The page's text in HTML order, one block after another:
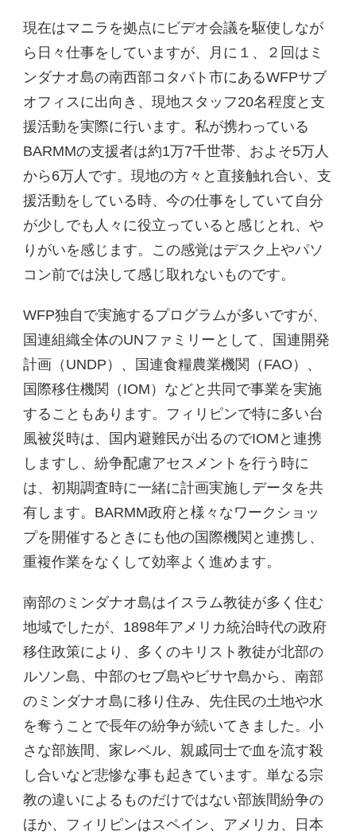
現在はマニラを拠点にビデオ会議を駆使しなが
ら日々仕事をしていますが、月に１、２回はミ
ンダナオ島の南西部コタバト市にあるWFPサブ
オフィスに出向き、現地スタッフ20名程度と支
援活動を実際に行います。私が携わっている
BARMMの支援者は約1万7千世帯、およそ5万人
から6万人です。現地の方々と直接触れ合い、支
援活動をしている時、今の仕事をしていて自分
が少しでも人々に役立っていると感じとれ、や
りがいを感じます。この感覚はデスク上やパソ
コン前では決して感じ取れないものです。
WFP独自で実施するプログラムが多いですが、
国連組織全体のUNファミリーとして、国連開発
計画（UNDP）、国連食糧農業機関（FAO）、
国際移住機関（IOM）などと共同で事業を実施
することもあります。フィリピンで特に多い台
風被災時は、国内避難民が出るのでIOMと連携
しますし、紛争配慮アセスメントを行う時に
は、初期調査時に一緒に計画実施しデータを共
有します。BARMM政府と様々なワークショッ
プを開催するときにも他の国際機関と連携し、
重複作業をなくして効率よく進めます。
南部のミンダナオ島はイスラム教徒が多く住む
地域でしたが、1898年アメリカ統治時代の政府
移住政策により、多くのキリスト教徒が北部の
ルソン島、中部のセブ島やビサヤ島から、南部
のミンダナオ島に移り住み、先住民の土地や水
を奪うことで長年の紛争が続いてきました。小
さな部族間、家レベル、親戚同士で血を流す殺
し合いなど悲惨な事も起きています。単なる宗
教の違いによるものだけではない部族間紛争の
ほか、フィリピンはスペイン、アメリカ、日本